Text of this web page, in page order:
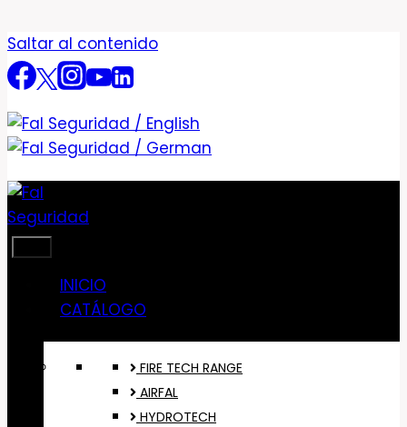
Saltar al contenido
INICIO
CATÁLOGO
FIRE TECH RANGE
AIRFAL
HYDROTECH